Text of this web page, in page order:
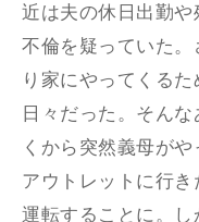
近は夫の休日出勤
不倫を疑っていた
り家にやってくる
日々だった。そん
くから突然義母が
アウトレットに行
運転することに。